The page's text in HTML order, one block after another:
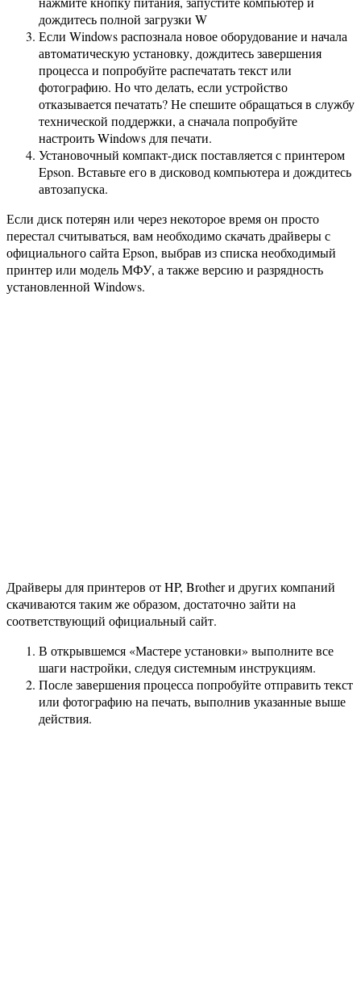
дождитесь полной загрузки W
Если Windows распознала новое оборудование и начала
автоматическую установку, дождитесь завершения
процесса и попробуйте распечатать текст или
фотографию. Но что делать, если устройство
отказывается печатать? Не спешите обращаться в службу
технической поддержки, а сначала попробуйте
настроить Windows для печати.
Установочный компакт-диск поставляется с принтером
Epson. Вставьте его в дисковод компьютера и дождитесь
автозапуска.
Если диск потерян или через некоторое время он просто
перестал считываться, вам необходимо скачать драйверы с
официального сайта Epson, выбрав из списка необходимый
принтер или модель МФУ, а также версию и разрядность
установленной Windows.
Драйверы для принтеров от HP, Brother и других компаний
скачиваются таким же образом, достаточно зайти на
соответствующий официальный сайт.
В открывшемся «Мастере установки» выполните все
шаги настройки, следуя системным инструкциям.
После завершения процесса попробуйте отправить текст
или фотографию на печать, выполнив указанные выше
действия.